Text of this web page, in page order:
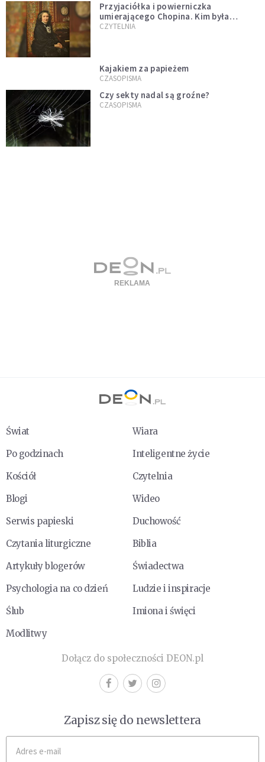
Przyjaciółka i powierniczka
umierającego Chopina. Kim była
Marcelina Czartoryska?
CZYTELNIA
Kajakiem za papieżem
CZASOPISMA
Czy sekty nadal są groźne?
CZASOPISMA
Świat
Wiara
Po godzinach
Inteligentne życie
Kościół
Czytelnia
Blogi
Wideo
Serwis papieski
Duchowość
Czytania liturgiczne
Biblia
Artykuły blogerów
Świadectwa
Psychologia na co dzień
Ludzie i inspiracje
Ślub
Imiona i święci
Modlitwy
Dołącz do społeczności DEON.pl
Zapisz się do newslettera